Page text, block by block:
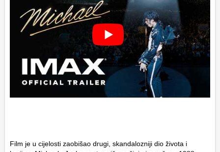
Film je u cijelosti zaobišao drugi, skandalozniji dio života i